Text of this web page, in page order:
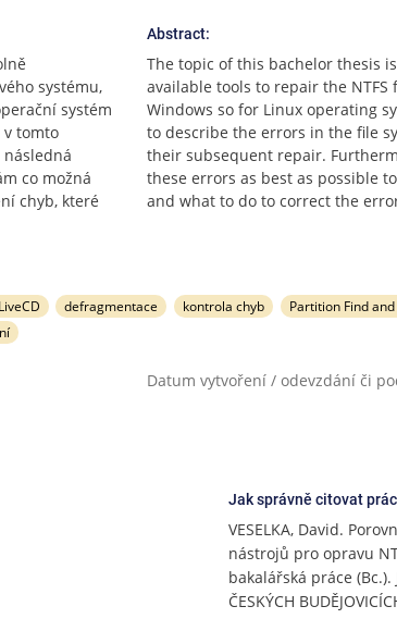
systému,
systém
v tomto
co možná
chyb, které
Abstract:
The topic of this bachelor thesis
available tools to repair the NTFS
Windows so for Linux operating
to describe the errors in the file
their subsequent repair.
these errors as best as possible
and what to do to correct the
defragmentace kontrola chyb Partition Find
Datum vytvoření / odevzdání či
Jak správně citovat
VESELKA, David.
nástrojů pro opravu
bakalářská práce (Bc.).
ČESKÝCH